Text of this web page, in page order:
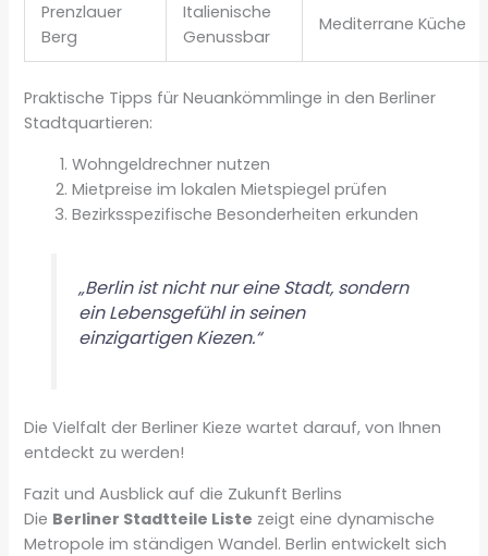
Prenzlauer
Berg
Italienische
Genussbar
Mediterrane Küche
Praktische Tipps für Neuankömmlinge in den Berliner
Stadtquartieren:
Wohngeldrechner nutzen
Mietpreise im lokalen Mietspiegel prüfen
Bezirksspezifische Besonderheiten erkunden
„Berlin ist nicht nur eine Stadt, sondern
ein Lebensgefühl in seinen
einzigartigen Kiezen.“
Die Vielfalt der Berliner Kieze wartet darauf, von Ihnen
entdeckt zu werden!
Fazit und Ausblick auf die Zukunft Berlins
Die Berliner Stadtteile Liste zeigt eine dynamische
Metropole im ständigen Wandel. Berlin entwickelt sich